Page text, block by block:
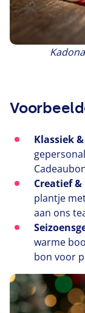
Klassiek&
Creatief&
plantje
aan ons
warme
bon voor